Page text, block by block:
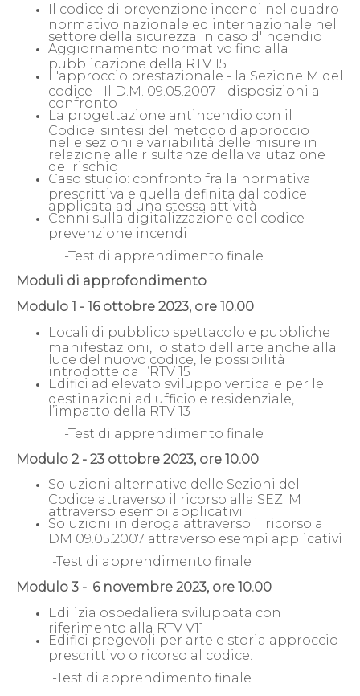
Il codice di prevenzione incendi nel quadro
normativo nazionale ed internazionale nel
settore della sicurezza in caso d'incendio
Aggiornamento normativo fino alla
pubblicazione della RTV 15
L'approccio prestazionale - la Sezione M del
codice - Il D.M. 09.05.2007 - disposizioni a
confronto
La progettazione antincendio con il
Codice: sintesi del metodo d'approccio
nelle sezioni e variabilità delle misure in
relazione alle risultanze della valutazione
del rischio
Caso studio: confronto fra la normativa
prescrittiva e quella definita dal codice
applicata ad una stessa attività
Cenni sulla digitalizzazione del codice
prevenzione incendi
-Test di apprendimento finale
Moduli di approfondimento
Modulo 1 - 16 ottobre 2023, ore 10.00
Locali di pubblico spettacolo e pubbliche
manifestazioni, lo stato dell'arte anche alla
luce del nuovo codice, le possibilità
introdotte dall’RTV 15
Edifici ad elevato sviluppo verticale per le
destinazioni ad ufficio e residenziale,
l’impatto della RTV 13
-Test di apprendimento finale
Modulo 2 - 23 ottobre 2023, ore 10.00
Soluzioni alternative delle Sezioni del
Codice attraverso il ricorso alla SEZ. M
attraverso esempi applicativi
Soluzioni in deroga attraverso il ricorso al
DM 09.05.2007 attraverso esempi applicativi
-Test di apprendimento finale
Modulo 3 - 6 novembre 2023, ore 10.00
Edilizia ospedaliera sviluppata con
riferimento alla RTV V11
Edifici pregevoli per arte e storia approccio
prescrittivo o ricorso al codice.
-Test di apprendimento finale